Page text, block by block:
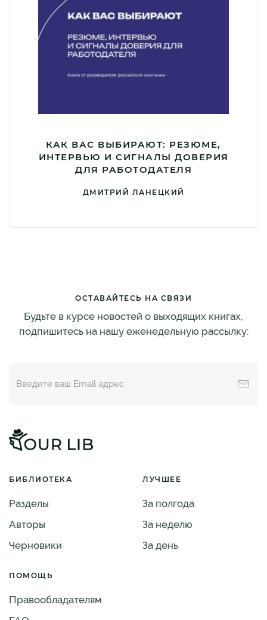
КАК ВАС ВЫБИРАЮТ: РЕЗЮМЕ,
ИНТЕРВЬЮ И СИГНАЛЫ ДОВЕРИЯ
ДЛЯ РАБОТОДАТЕЛЯ
ДМИТРИЙ ЛАНЕЦКИЙ
ОСТАВАЙТЕСЬ НА СВЯЗИ
Будьте в курсе новостей о выходящих книгах,
подпишитесь на нашу еженедельную рассылку:
БИБЛИОТЕКА
Разделы
Авторы
Черновики
ЛУЧШЕЕ
За полгода
За неделю
За день
ПОМОЩЬ
Правообладателям